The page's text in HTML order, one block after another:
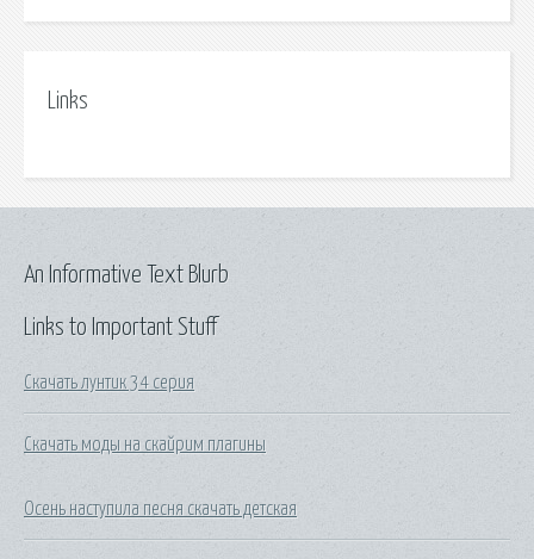
Links
Links to Important Stuff
Скачать лунтик 34 серия
Скачать моды на скайрим плагины
Осень наступила песня скачать детская
An Informative Text Blurb